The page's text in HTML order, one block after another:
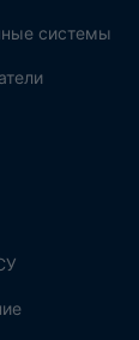
системы